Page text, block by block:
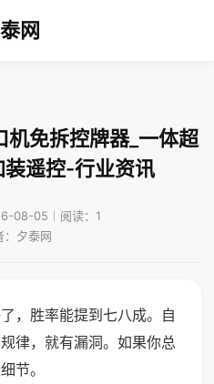
网
免拆控牌器_一体超
遥控-行业资讯
08-05｜阅读：1
：夕泰网
，胜率能提到七八成。自
律，就有漏洞。如果你总
节。